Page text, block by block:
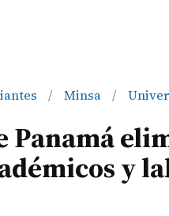
/ Minsa /
Panamá
y